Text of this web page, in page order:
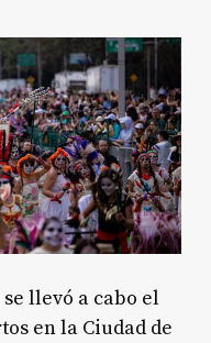
llevó a cabo el
en la Ciudad de